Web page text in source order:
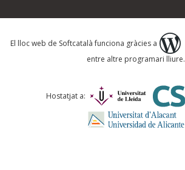
Què proposeu?
Comentari *
El lloc web de Softcatalà funciona gràcies a
entre altre programari lliure.
Hostatjat a: